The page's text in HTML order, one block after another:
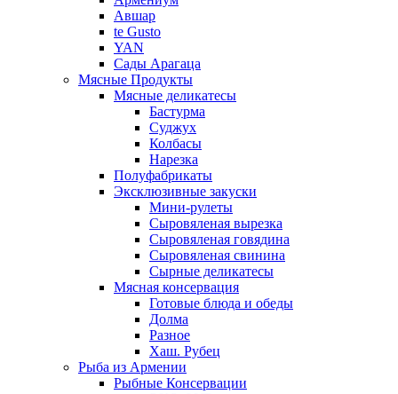
Авшар
te Gusto
YAN
Сады Арагаца
Мясные Продукты
Мясные деликатесы
Бастурма
Суджух
Колбасы
Нарезка
Полуфабрикаты
Эксклюзивные закуски
Мини-рулеты
Сыровяленая вырезка
Сыровяленая говядина
Сыровяленая свинина
Сырные деликатесы
Мясная консервация
Готовые блюда и обеды
Долма
Разное
Хаш. Рубец
Рыба из Армении
Рыбные Консервации